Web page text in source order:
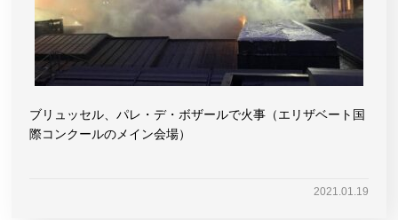
ブリュッセル、パレ・デ・ボザールで火事（エリザベート国
際コンクールのメイン会場）
2021.01.19